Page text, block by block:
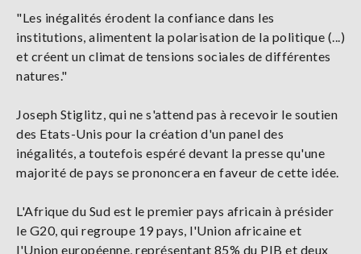
"Les inégalités érodent la confiance dans les
institutions, alimentent la polarisation de la politique (...)
et créent un climat de tensions sociales de différentes
natures."
Joseph Stiglitz, qui ne s'attend pas à recevoir le soutien
des Etats-Unis pour la création d'un panel des
inégalités, a toutefois espéré devant la presse qu'une
majorité de pays se prononcera en faveur de cette idée.
L'Afrique du Sud est le premier pays africain à présider
le G20, qui regroupe 19 pays, l'Union africaine et
l'Union européenne, représentant 85% du PIB et deux